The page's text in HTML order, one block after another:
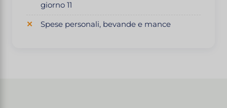
giorno 11
Spese personali, bevande e mance